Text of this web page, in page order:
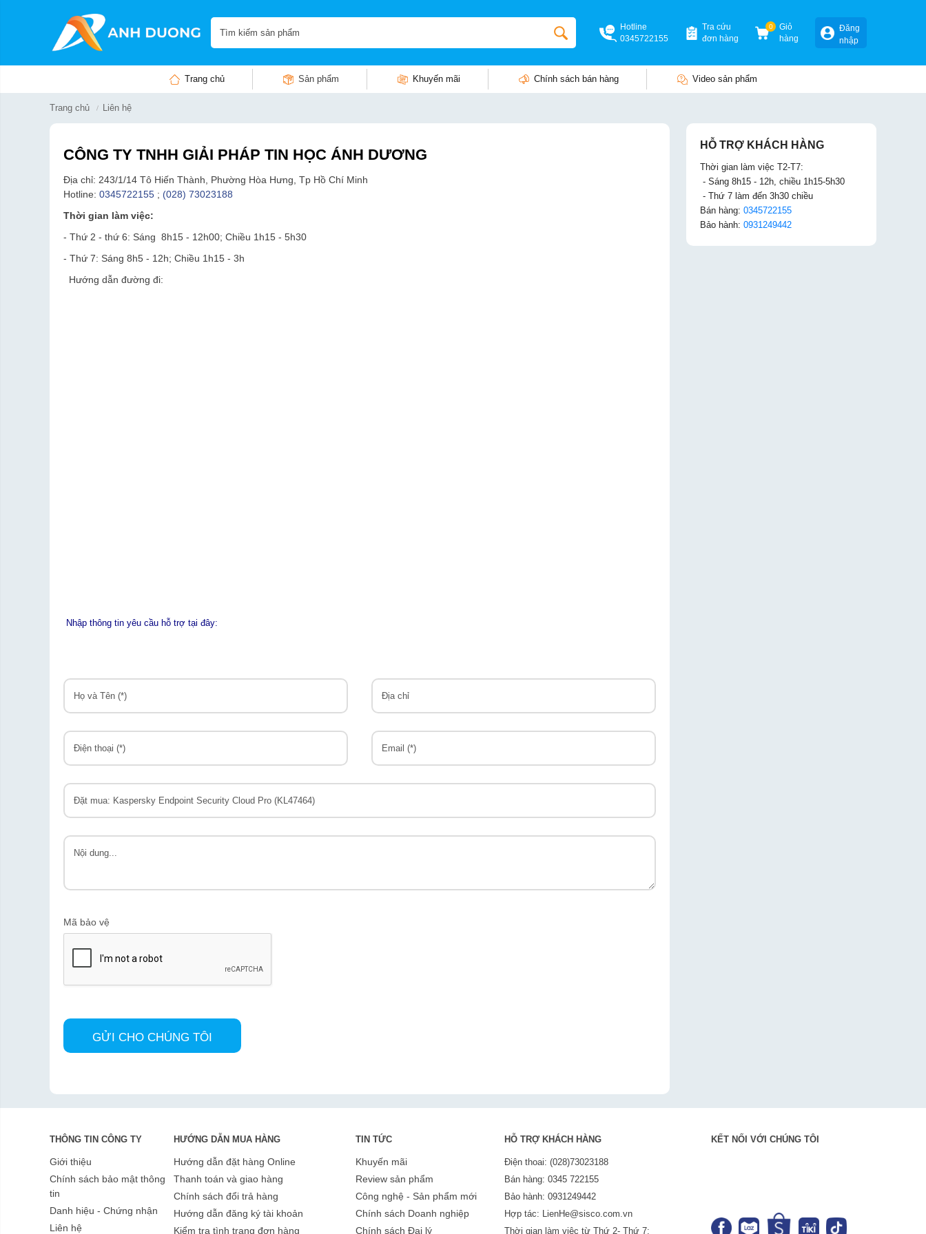
Hotline
0345722155
Tra cứu
đơn hàng
0
Giỏ
hàng
Đăng
nhập
Trang chủ Sản phẩm Khuyến mãi Chính sách bán hàng Video sản phẩm
Trang chủ Liên hệ
CÔNG TY TNHH GIẢI PHÁP TIN HỌC ÁNH DƯƠNG
Địa chỉ: 243/1/14 Tô Hiến Thành, Phường Hòa Hưng, Tp Hồ Chí Minh
Hotline: 0345722155 ; (028) 73023188
Thời gian làm việc:
- Thứ 2 - thứ 6: Sáng 8h15 - 12h00; Chiều 1h15 - 5h30
- Thứ 7: Sáng 8h5 - 12h; Chiều 1h15 - 3h
Hướng dẫn đường đi:
Nhập thông tin yêu cầu hỗ trợ tại đây:
Mã bảo vệ
HỖ TRỢ KHÁCH HÀNG
Thời gian làm việc T2-T7:
- Sáng 8h15 - 12h, chiều 1h15-5h30
- Thứ 7 làm đến 3h30 chiều
Bán hàng: 0345722155
Bảo hành: 0931249442
THÔNG TIN CÔNG TY
Giới thiệu
Chính sách bảo mật thông
tin
Danh hiệu - Chứng nhận
Liên hệ
HƯỚNG DẪN MUA HÀNG
Hướng dẫn đặt hàng Online
Thanh toán và giao hàng
Chính sách đổi trả hàng
Hướng dẫn đăng ký tài khoản
Kiểm tra tình trạng đơn hàng
TIN TỨC
Khuyến mãi
Review sản phẩm
Công nghệ - Sản phẩm mới
Chính sách Doanh nghiệp
Chính sách Đại lý
HỖ TRỢ KHÁCH HÀNG
Điện thoai: (028)73023188
Bán hàng: 0345 722155
Bảo hành: 0931249442
Hợp tác: LienHe@sisco.com.vn
Thời gian làm việc từ Thứ 2- Thứ 7:
KẾT NỐI VỚI CHÚNG TÔI